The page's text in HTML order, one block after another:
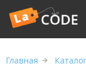
Главная